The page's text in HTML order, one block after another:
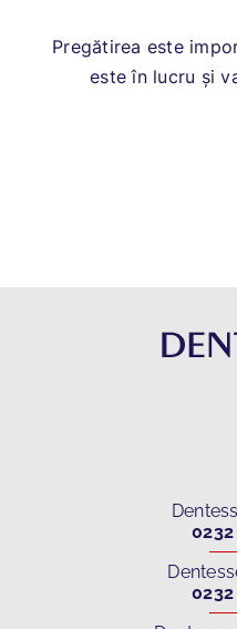
Pregătirea este
este în lucru și
0232
0232